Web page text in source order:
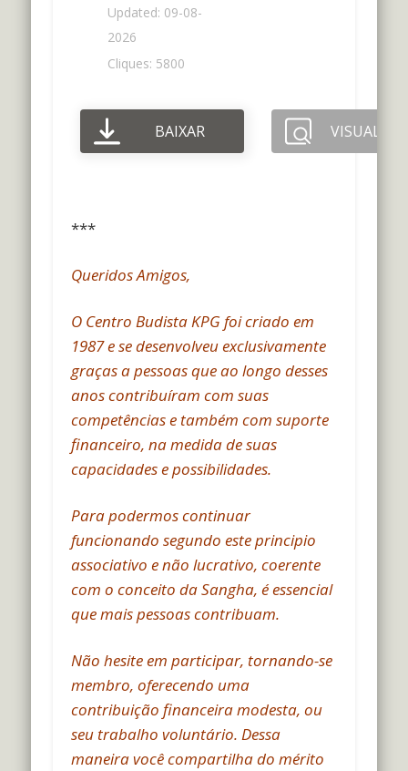
Updated: 09-08-
2026
Cliques: 5800
BAIXAR
***
Queridos Amigos,
O Centro Budista KPG foi criado em
1987 e se desenvolveu exclusivamente
graças a pessoas que ao longo desses
anos contribuíram com suas
competências e também com suporte
financeiro, na medida de suas
capacidades e possibilidades.
Para podermos continuar
funcionando segundo este principio
associativo e não lucrativo, coerente
com o conceito da Sangha, é essencial
que mais pessoas contribuam.
Não hesite em participar, tornando-se
membro, oferecendo uma
contribuição financeira modesta, ou
seu trabalho voluntário. Dessa
maneira você compartilha do mérito